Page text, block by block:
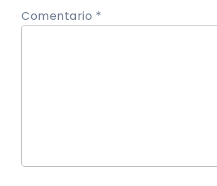
Comentario *